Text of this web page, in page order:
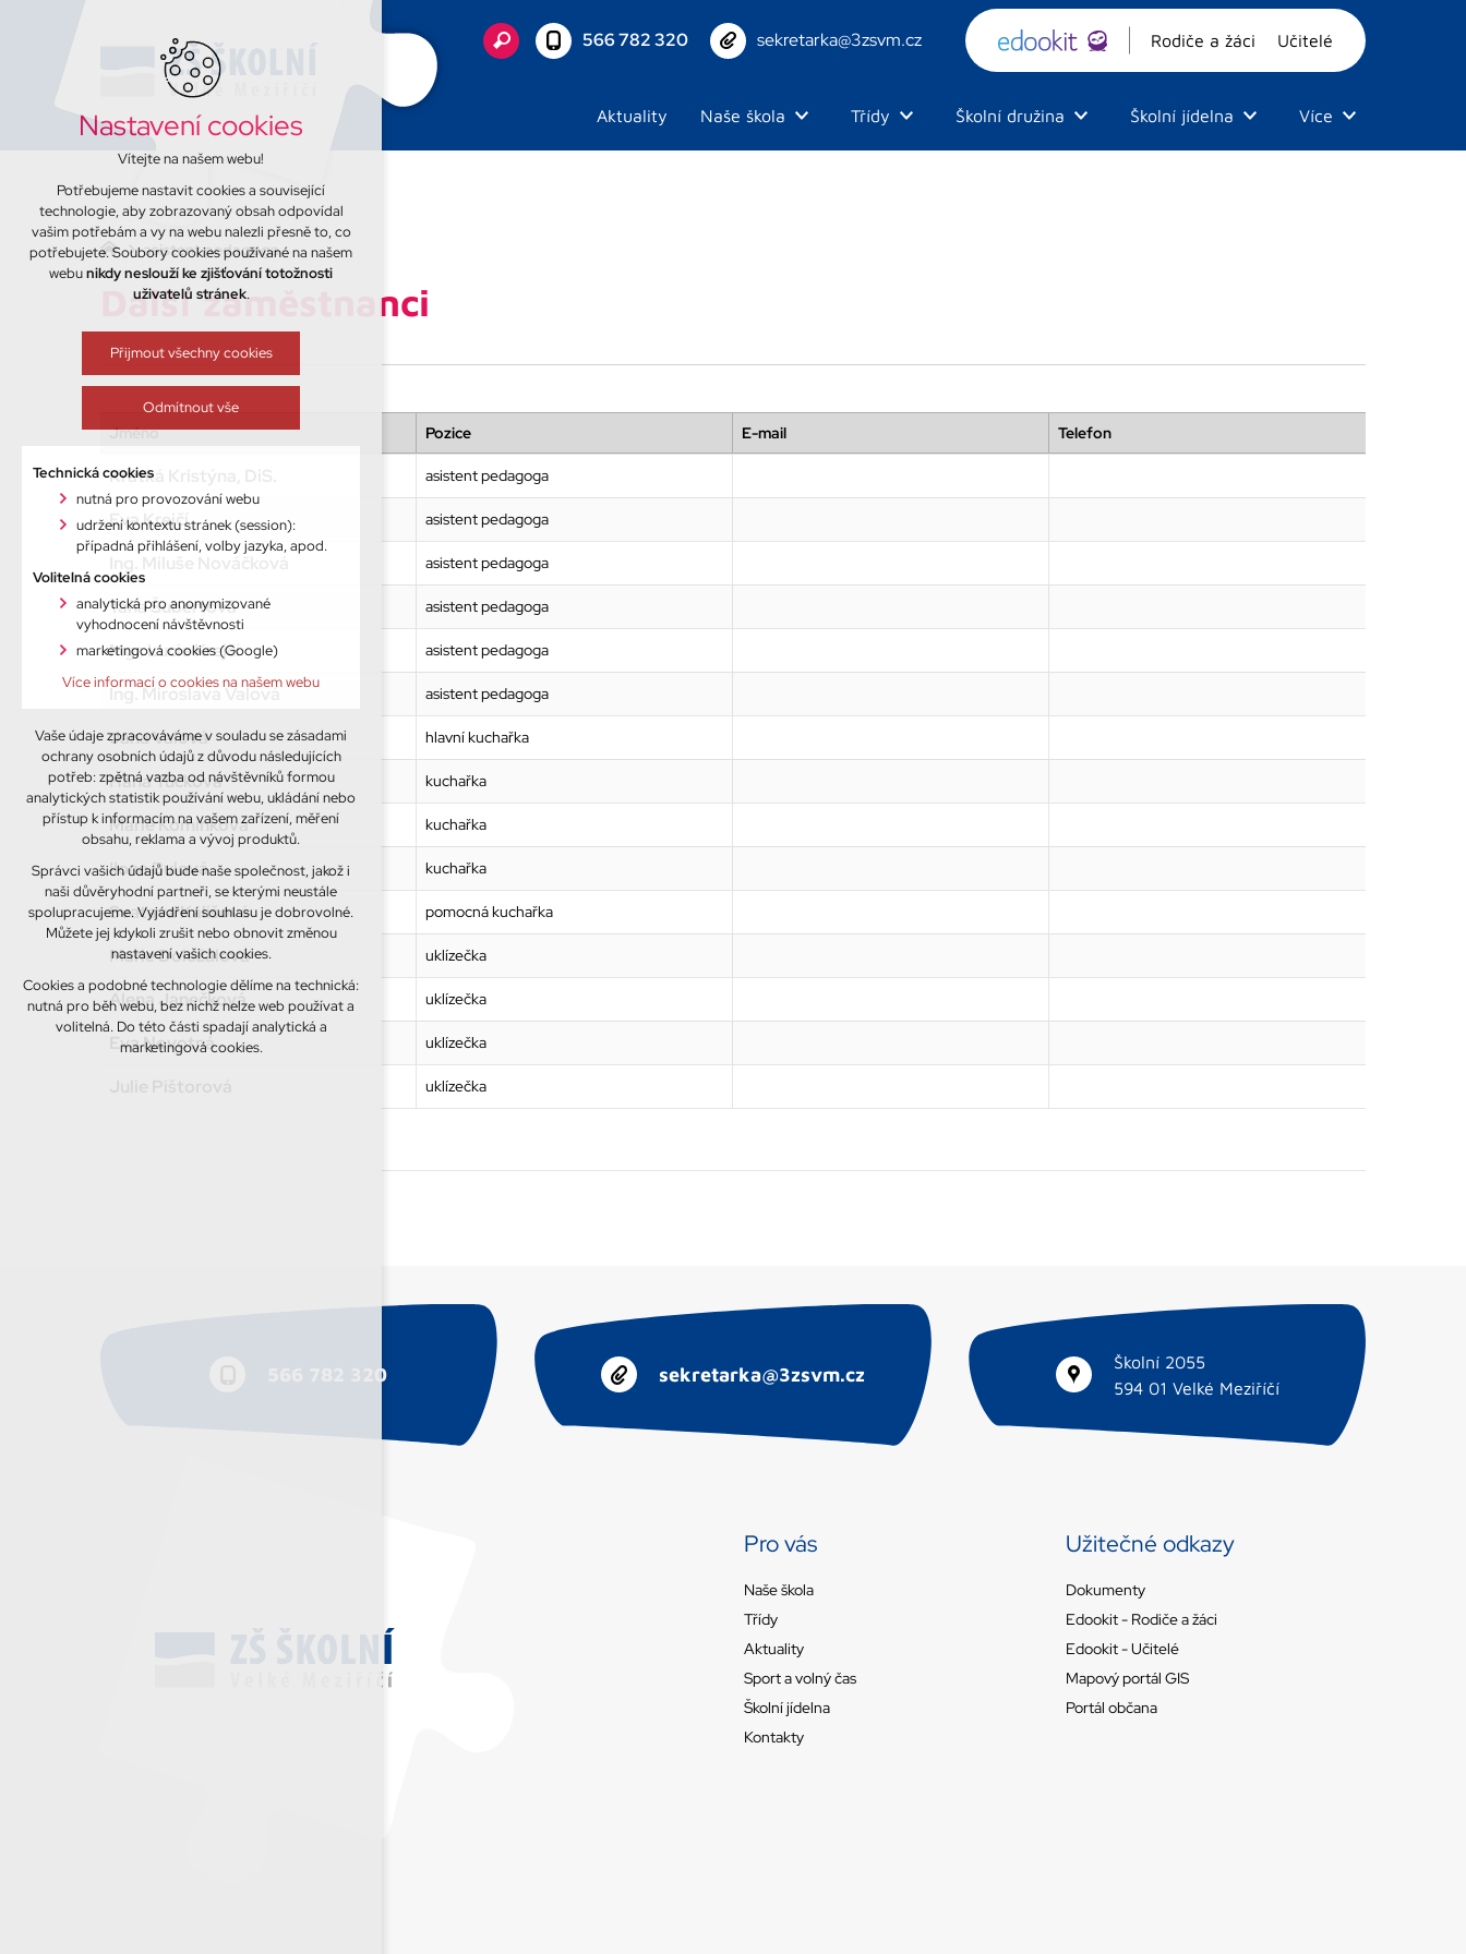
566 782 320 sekretarka@3zsvm.cz Rodiče a žáci Učitelé
Aktuality Naše škola Třídy Školní družina Školní jídelna Více
asistent pedagoga
Další zaměstnanci
Jméno Pozice E-mail Telefon
Krátká Kristýna, DiS. asistent pedagoga
Eva Krejčí asistent pedagoga
asistent pedagoga
Táňa Šubertová asistent pedagoga
Mgr. Lucie Krejčí asistent pedagoga
Ing. Miroslava Valová asistent pedagoga
Jana Valová hlavní kuchařka
Hana Tučková kuchařka
Marie Komínková kuchařka
Ilona Bulová kuchařka
Svatava Kališová pomocná kuchařka
Marie Doležalová uklízečka
Alena Janečková uklízečka
Eva Novotná uklízečka
uklízečka
566 782 320 sekretarka@3zsvm.cz
Školní 2055
594 01 Velké Meziříčí
Pro vás
Naše škola
Třídy
Aktuality
Sport a volný čas
Školní jídelna
Kontakty
Užitečné odkazy
Dokumenty
Edookit - Rodiče a žáci
Edookit - Učitelé
Mapový portál GIS
Portál občana
Nastavení cookies
Vítejte na našem webu!
Potřebujeme nastavit cookies a související
technologie, aby zobrazovaný obsah odpovídal
vašim potřebám a vy na webu nalezli přesně to, co
potřebujete. Soubory cookies používané na našem
webunikdy neslouží ke zjišťování totožnosti
uživatelů stránek.
Přijmout všechny cookies
Odmítnout vše
Technická cookies
nutná pro provozování webu
udržení kontextu stránek (session):
případná přihlášení, volby jazyka, apod.
Volitelná cookies
analytická pro anonymizované
vyhodnocení návštěvnosti
marketingová cookies (Google)
Více informací o cookies na našem webu
Vaše údaje zpracováváme v souladu se zásadami
ochrany osobních údajů z důvodu následujících
potřeb: zpětná vazba od návštěvníků formou
analytických statistik používání webu, ukládání nebo
přístup k informacím na vašem zařízení, měření
obsahu, reklama a vývoj produktů.
Správci vašich údajů bude naše společnost, jakož i
naši důvěryhodní partneři, se kterými neustále
spolupracujeme. Vyjádření souhlasu je dobrovolné.
Můžete jej kdykoli zrušit nebo obnovit změnou
nastavení vašich cookies.
Cookies a podobné technologie dělíme na technická:
nutná pro běh webu, bez nichž nelze web používat a
volitelná. Do této části spadají analytická a
marketingová cookies.